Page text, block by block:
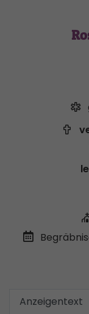
Anzeigentext